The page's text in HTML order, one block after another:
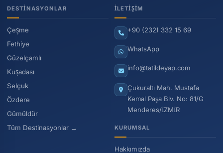
DESTINASYONLAR
Çeşme
Fethiye
Güzelçamlı
Kuşadası
Selçuk
Özdere
Gümüldür
Tüm Destinasyonlar →
İLETIŞIM
+90 (232) 332 15 69
WhatsApp
info@tatildeyap.com
Çukuraltı Mah. Mustafa
Kemal Paşa Blv. No: 81/G
Menderes/İZMİR
KURUMSAL
Hakkımızda